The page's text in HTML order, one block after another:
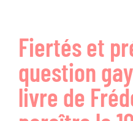
Recherche
Articles
Fiertés et
question
livre de